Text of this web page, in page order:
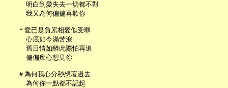
     明白到愛失去一切都不對
     我又為何偏偏喜歡你
   ＊愛已是負累相愛似受罪
     心底如今滿苦淚
     舊日情如醉此際怕再追
     偏偏痴心想見你
   ＃為何我心分秒想著過去
     為何你一點都不記起